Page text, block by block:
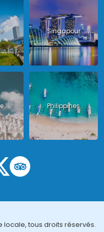
Singapour
Philippines
locale, tous droits réservés.